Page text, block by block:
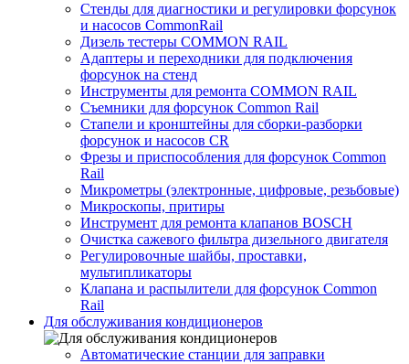
Стенды для диагностики и регулировки форсунок
и насосов CommonRail
Дизель тестеры COMMON RAIL
Адаптеры и переходники для подключения
форсунок на стенд
Инструменты для ремонта COMMON RAIL
Съемники для форсунок Common Rail
Стапели и кронштейны для сборки-разборки
форсунок и насосов CR
Фрезы и приспособления для форсунок Common
Rail
Микрометры (электронные, цифровые, резьбовые)
Микроскопы, притиры
Инструмент для ремонта клапанов BOSCH
Очистка сажевого фильтра дизельного двигателя
Регулировочные шайбы, проставки,
мультипликаторы
Клапана и распылители для форсунок Common
Rаil
Для обслуживания кондиционеров
Автоматические станции для заправки